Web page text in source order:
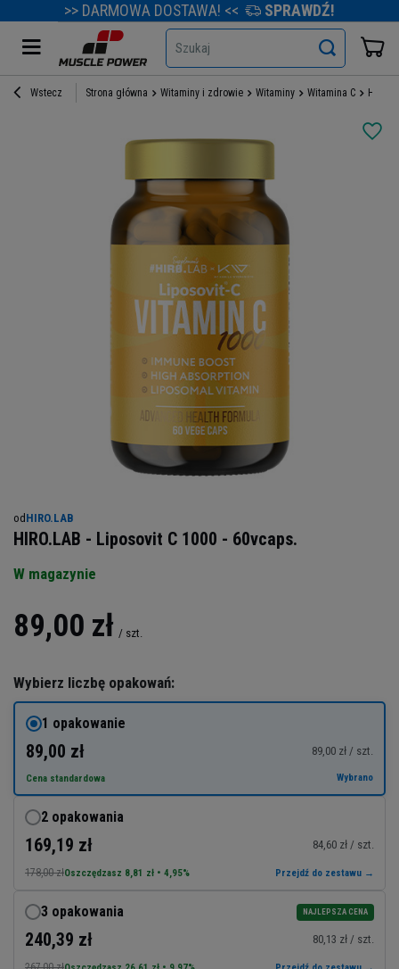
>> DARMOWA DOSTAWA! << SPRAWDŹ!
Szukaj
Wstecz Strona główna Witaminy i zdrowie Witaminy Witamina C
od HIRO.LAB
HIRO.LAB - Liposovit C 1000 - 60vcaps.
W magazynie
89,00 zł / szt.
Wybierz liczbę opakowań:
1 opakowanie
89,00 zł 89,00 zł / szt.
Cena standardowa Wybrano
2 opakowania
169,19 zł 84,60 zł / szt.
178,00 złOszczędzasz 8,81 zł • 4,95% Przejdź do zestawu →
NAJLEPSZA CENA
3 opakowania
240,39 zł 80,13 zł / szt.